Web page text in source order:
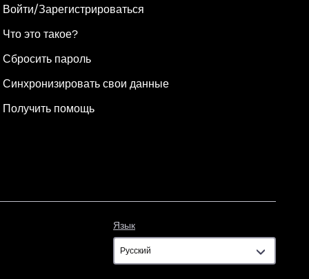
Войти/Зарегистрироваться
Что это такое?
Сбросить пароль
Синхронизировать свои данные
Получить помощь
Язык